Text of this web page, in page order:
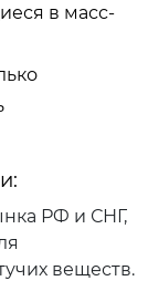
в масс-
РФ и СНГ,
веществ.